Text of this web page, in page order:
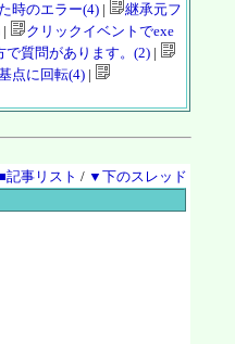
時のエラー(4)|
継承元フ
|
クリックイベントでexe
で質問があります。(2)|
点に回転(4)|
記事リスト / ▼下のスレッド